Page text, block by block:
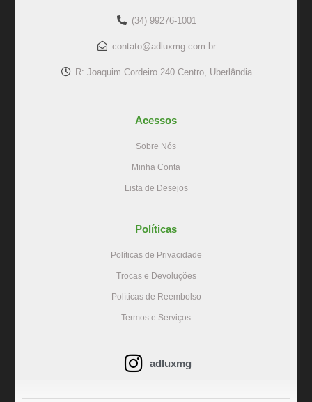
(34) 99276-1001
contato@adluxmg.com.br
R: Joaquim Cordeiro 240 Centro, Uberlândia
Acessos
Sobre Nós
Minha Conta
Lista de Desejos
Políticas
Políticas de Privacidade
Trocas e Devoluções
Políticas de Reembolso
Termos e Serviços
adluxmg